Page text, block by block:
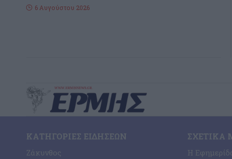
6 Αυγούστου 2026
ΚΑΤΗΓΟΡΊΕΣ ΕΙΔΉΣΕΩΝ
Ζάκυνθος
ΣΧΕΤΙΚΆ
Η